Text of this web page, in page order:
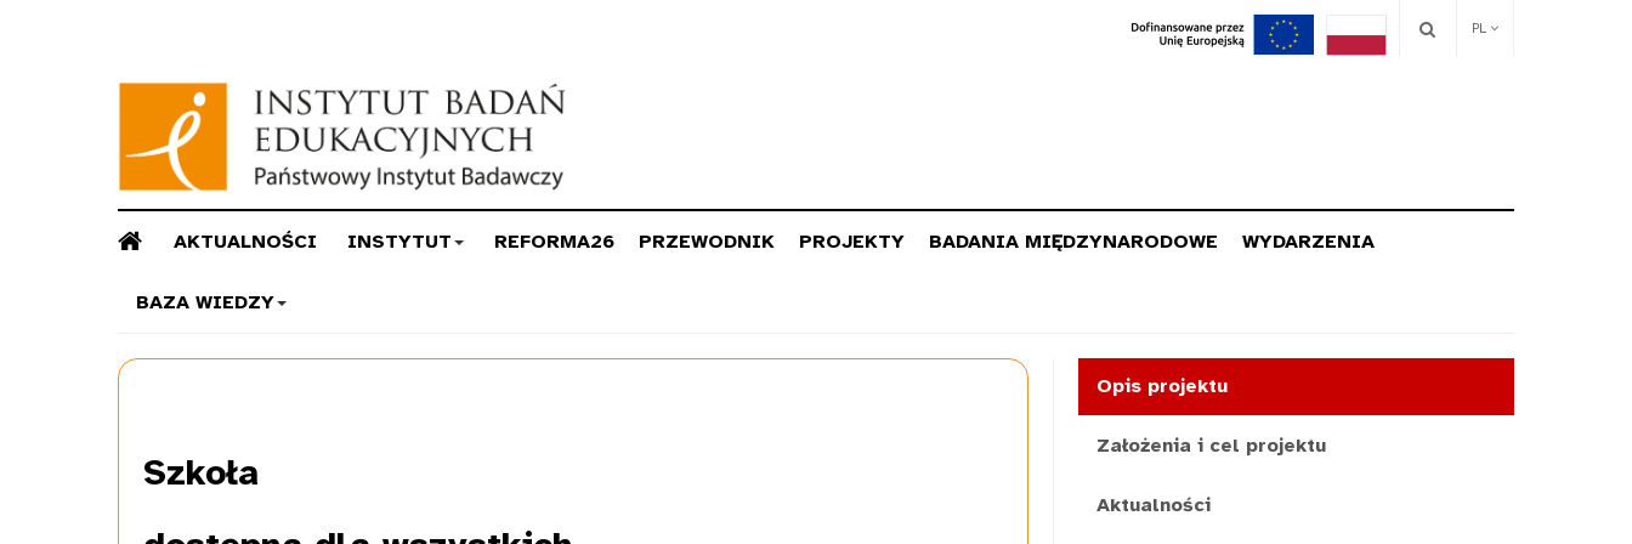
PL
AKTUALNOŚCI INSTYTUT REFORMA26 PRZEWODNIK PROJEKTY BADANIA MIĘDZYNARODOWE WYDARZENIA
BAZA WIEDZY
Szkoła
Opis projektu
Założenia i cel projektu
Aktualności